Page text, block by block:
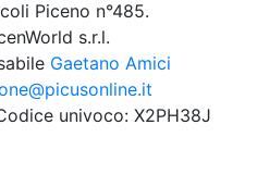
Piceno n°485.
s.r.l.
Gaetano Amici
univoco: X2PH38J